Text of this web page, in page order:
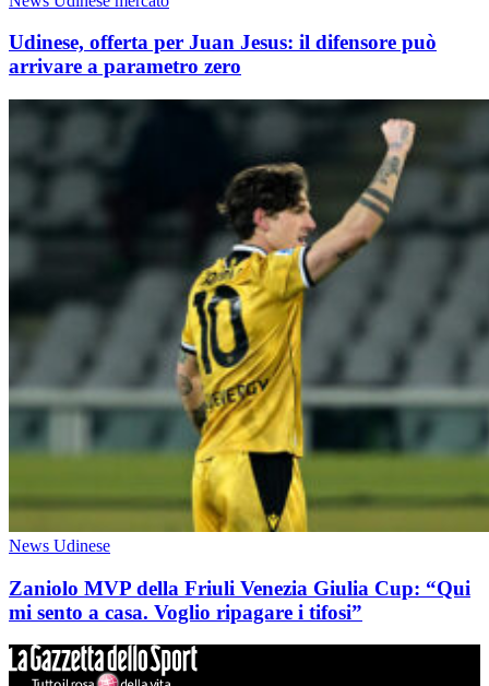
Udinese, offerta per Juan Jesus: il difensore può
arrivare a parametro zero
News Udinese
Zaniolo MVP della Friuli Venezia Giulia Cup: “Qui
mi sento a casa. Voglio ripagare i tifosi”